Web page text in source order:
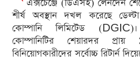
এক্সচেঞ্জে (ডিএসই) লেনদেন
শীর্ষ অবস্থান দখল করেছে
কোম্পানি লিমিটেড
কোম্পানিটির শেয়ারদর
বিনিয়োগকারীদের সর্বোচ্চ রিটার্ন